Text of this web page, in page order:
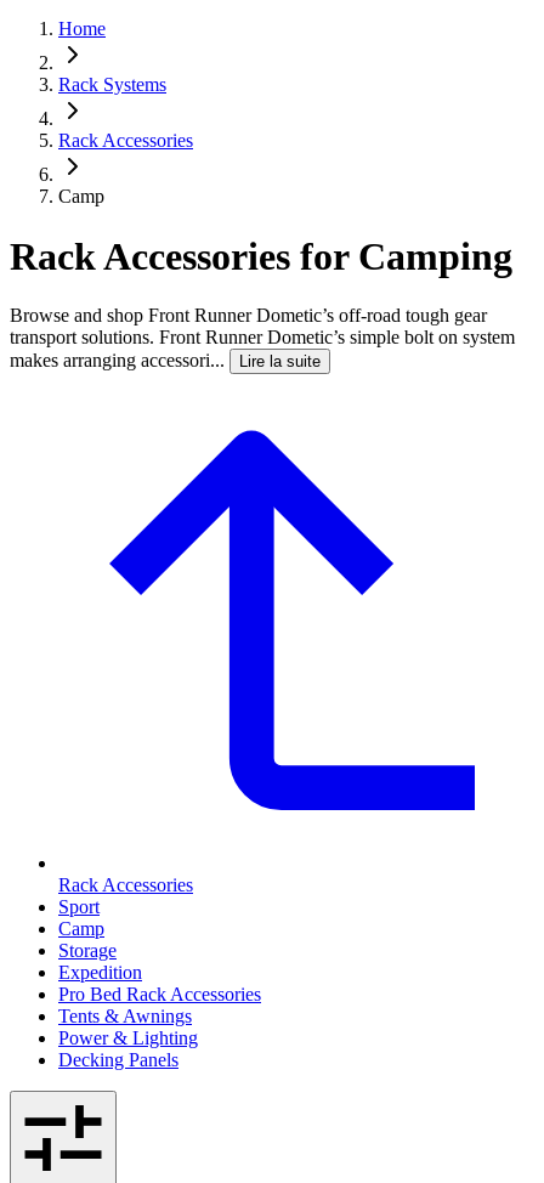
Home
Rack Systems
Rack Accessories
Camp
Rack Accessories for Camping
Browse and shop Front Runner Dometic’s off-road tough gear
transport solutions. Front Runner Dometic’s simple bolt on system
makes arranging accessori...
Lire la suite
Rack Accessories
Sport
Camp
Storage
Expedition
Pro Bed Rack Accessories
Tents & Awnings
Power & Lighting
Decking Panels